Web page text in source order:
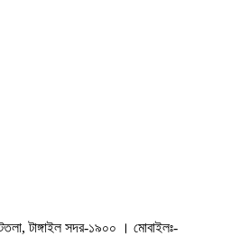
টাঙ্গাইল সদর-১৯০০ । মোবাইলঃ-